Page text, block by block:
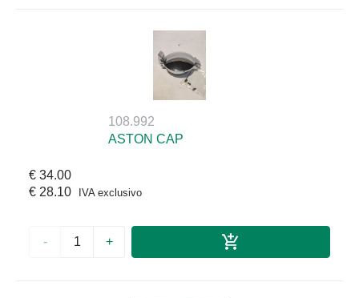
108.992
ASTON CAP
€ 34.00
€ 28.10
IVA exclusivo
- +